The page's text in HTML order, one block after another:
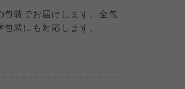
装でお届けします。全包
装にも対応します。